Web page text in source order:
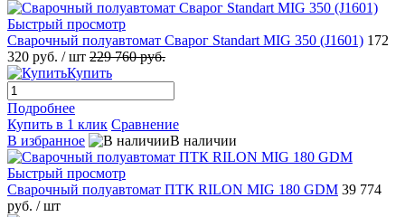
Быстрый просмотр
Сварочный полуавтомат Сварог Standart MIG 350 (J1601) 172
320 руб. / шт 229 760 руб.
Купить
Подробнее
Купить в 1 клик Сравнение
В избранное
В наличии
Быстрый просмотр
Сварочный полуавтомат ПТК RILON MIG 180 GDM 39 774
руб. / шт